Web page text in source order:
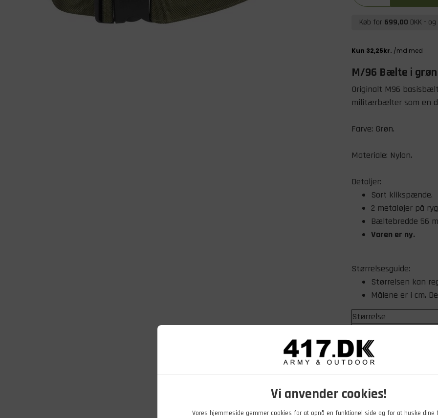
Vi anvender cookies!
Vores hjemmeside gemmer cookies for at opnå en funktionel side og for at huske dine
Køb for 699,00 DKK -
M/96 Bælte i
Originalt M96
militærbælter som en
Farve: Grøn.
Materiale: Nylon.
Detaljer:
Sort klikspænde.
2 metaløjer på
Bæltebredde 56
Varen er ny.
Størrelsesguide:
Størrelsen kan
Målene er i cm.
Størrelse
Minimum længde
Ubrugte
Lever varen ikke op
returordning
. Du er
hvis du har spørgsmål